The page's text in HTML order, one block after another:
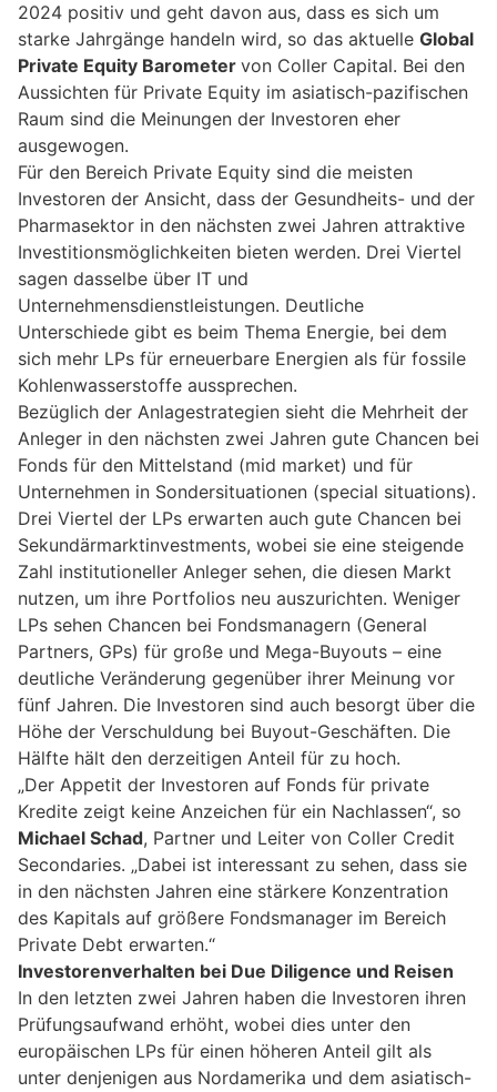
2024 positiv und geht davon aus, dass es sich um
starke Jahrgänge handeln wird, so das aktuelle Global
Private Equity Barometer von Coller Capital. Bei den
Aussichten für Private Equity im asiatisch-pazifischen
Raum sind die Meinungen der Investoren eher
ausgewogen.
Für den Bereich Private Equity sind die meisten
Investoren der Ansicht, dass der Gesundheits- und der
Pharmasektor in den nächsten zwei Jahren attraktive
Investitionsmöglichkeiten bieten werden. Drei Viertel
sagen dasselbe über IT und
Unternehmensdienstleistungen. Deutliche
Unterschiede gibt es beim Thema Energie, bei dem
sich mehr LPs für erneuerbare Energien als für fossile
Kohlenwasserstoffe aussprechen.
Bezüglich der Anlagestrategien sieht die Mehrheit der
Anleger in den nächsten zwei Jahren gute Chancen bei
Fonds für den Mittelstand (mid market) und für
Unternehmen in Sondersituationen (special situations).
Drei Viertel der LPs erwarten auch gute Chancen bei
Sekundärmarktinvestments, wobei sie eine steigende
Zahl institutioneller Anleger sehen, die diesen Markt
nutzen, um ihre Portfolios neu auszurichten. Weniger
LPs sehen Chancen bei Fondsmanagern (General
Partners, GPs) für große und Mega-Buyouts – eine
deutliche Veränderung gegenüber ihrer Meinung vor
fünf Jahren. Die Investoren sind auch besorgt über die
Höhe der Verschuldung bei Buyout-Geschäften. Die
Hälfte hält den derzeitigen Anteil für zu hoch.
„Der Appetit der Investoren auf Fonds für private
Kredite zeigt keine Anzeichen für ein Nachlassen“, so
Michael Schad, Partner und Leiter von Coller Credit
Secondaries. „Dabei ist interessant zu sehen, dass sie
in den nächsten Jahren eine stärkere Konzentration
des Kapitals auf größere Fondsmanager im Bereich
Private Debt erwarten.“
Investorenverhalten bei Due Diligence und Reisen
In den letzten zwei Jahren haben die Investoren ihren
Prüfungsaufwand erhöht, wobei dies unter den
europäischen LPs für einen höheren Anteil gilt als
unter denjenigen aus Nordamerika und dem asiatisch-